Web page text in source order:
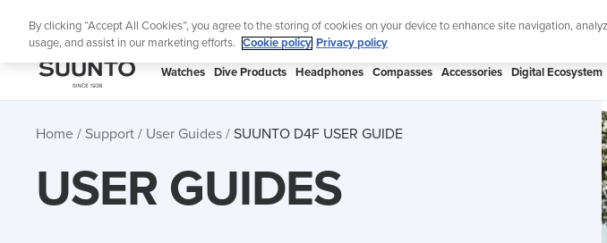
Lightweight sports
SUUNTO
Watches Dive Products Headphones Compasses Accessories Digital Ecosystem
Home Support User Guides SUUNTO D4F USER GUIDE
USER GUIDES
By clicking “Accept All Cookies”, you agree to the storing of cookies on your device to enhance site navigation,
usage, and assist in our marketing efforts.
Cookie policy Privacy policy